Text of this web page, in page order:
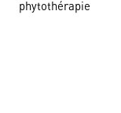
phytothérapie